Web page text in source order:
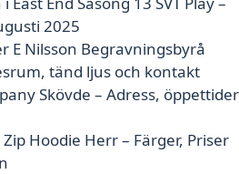
2025
E Nilsson Begravningsbyrå
tänd ljus och kontakt
Skövde – Adress, öppettider
Hoodie Herr – Färger, Priser